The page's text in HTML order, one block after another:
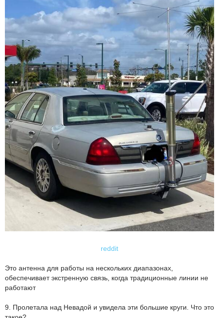
reddit
Это антенна для работы на нескольких диапазонах,
обеспечивает экстренную связь, когда традиционные линии не
работают
9. Пролетала над Невадой и увидела эти большие круги. Что это